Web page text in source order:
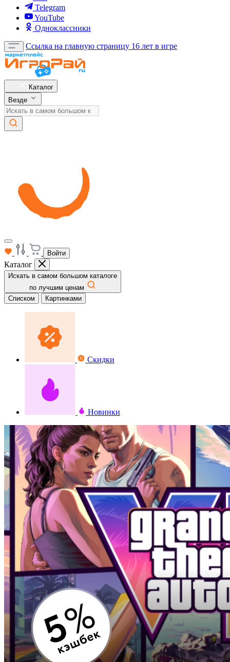
Telegram
YouTube
Одноклассники
Ссылка на главную страницу 16 лет в игре
Каталог
Везде
Войти
Каталог
Искать в самом большом каталоге
по лучшим ценам
Списком
Картинками
Скидки
Новинки